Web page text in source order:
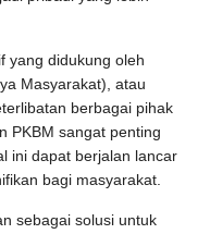
yang didukung oleh
Masyarakat), atau
berbagai pihak
PKBM sangat penting
ini dapat berjalan lancar
bagi masyarakat.
sebagai solusi untuk